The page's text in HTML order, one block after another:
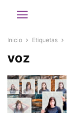
Inicio Etiquetas
voz